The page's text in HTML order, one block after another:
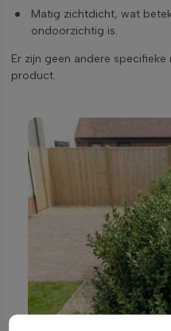
Matig zichtdicht, wat
ondoorzichtig is.
Er zijn geen andere
product.